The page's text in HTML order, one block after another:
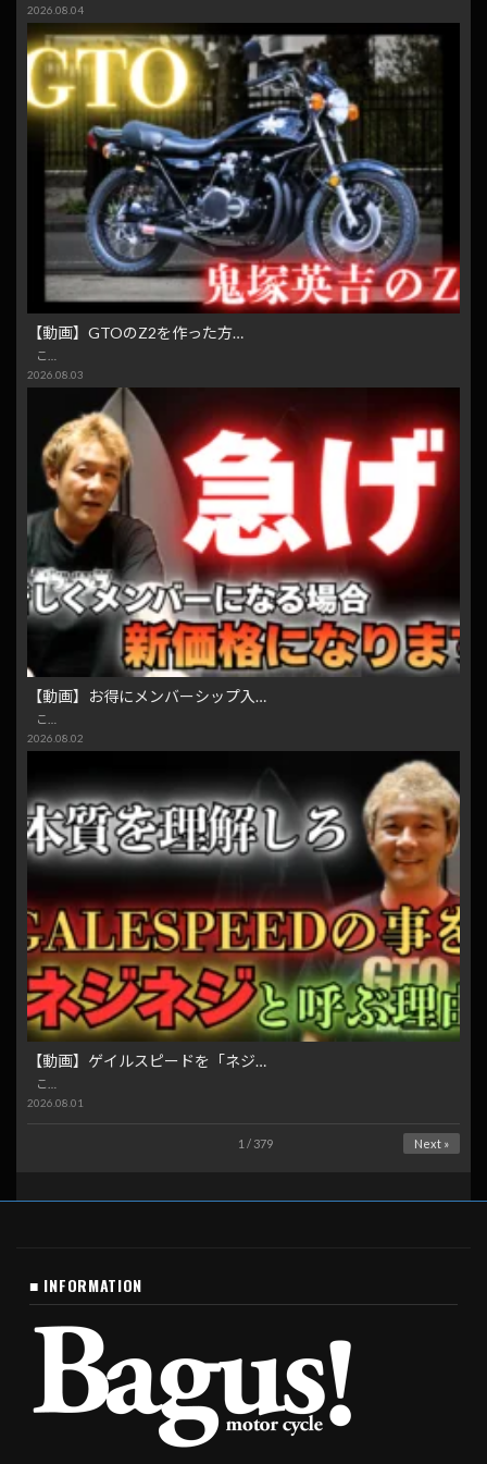
2026.08.04
【動画】GTOのZ2を作った方…
こ…
2026.08.03
【動画】お得にメンバーシップ入…
こ…
2026.08.02
【動画】ゲイルスピードを「ネジ…
こ…
2026.08.01
1 / 379 Next »
■ INFORMATION